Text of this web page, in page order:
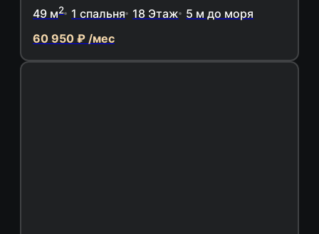
49 м2 1 спальня 18 Этаж 5 м до моря
60 950 ₽ /мес